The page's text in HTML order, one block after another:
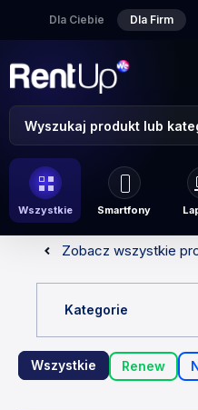
Dla Ciebie Dla Firm
Wszystkie Smartfony
Zobacz wszystkie
Kategorie
Wszystkie Renew